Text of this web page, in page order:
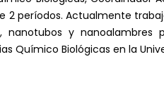
períodos. Actualmente
y nanoalambres
Biológicas en la